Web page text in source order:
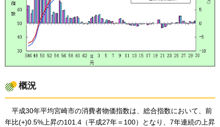
概況
平成30年平均宮崎市の消費者物価指数は、総合指数において、前
年比(+)0.5%上昇の101.4（平成27年＝100）となり、7年連続の上昇